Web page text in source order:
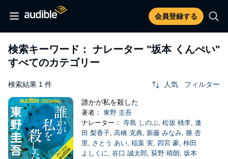
会員登録する
検索キーワード： ナレーター "坂本 くんぺい"
すべてのカテゴリー
検索結果 1 件 人気 フィルター
誰かが私を殺した
著者： 東野 圭吾
ナレーター： 寺島 しのぶ, 松坂 桃李, 逢
田 梨香子, 高橋 克典, 新藤 みなみ, 勝 杏
里, さとう あい, 稲葉 実, 四宮 豪, 柿田
よしくに, 谷口 誠太郎, 荻野 晴朗, 坂本